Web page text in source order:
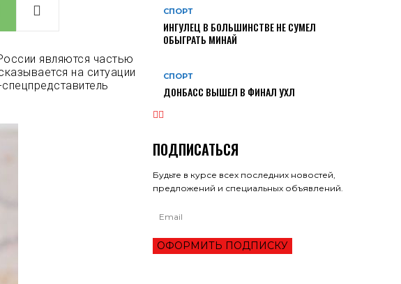
являются частью
на ситуации
СПОРТ
ИНГУЛЕЦ В БОЛЬШИНСТВЕ НЕ СУМЕЛ
ОБЫГРАТЬ МИНАЙ
СПОРТ
ДОНБАСС ВЫШЕЛ В ФИНАЛ УХЛ
ПОДПИСАТЬСЯ
Будьте в курсе всех последних новостей,
предложений и специальных объявлений.
ОФОРМИТЬ ПОДПИСКУ